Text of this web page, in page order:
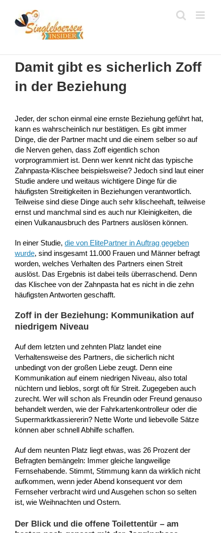
springen
Damit gibt es sicherlich Zoff
in der Beziehung
Jeder, der schon einmal eine ernste Beziehung geführt hat,
kann es wahrscheinlich nur bestätigen. Es gibt immer
Dinge, die der Partner macht und die einem selber so auf
die Nerven gehen, dass Zoff eigentlich schon
vorprogrammiert ist. Denn wer kennt nicht das typische
Zahnpasta-Klischee beispielsweise? Jedoch sind laut einer
Studie andere und weitaus wichtigere Dinge für die
häufigsten Streitigkeiten in Beziehungen verantwortlich.
Teilweise sind diese Dinge auch sehr klischeehaft, teilweise
ernst und manchmal sind es auch nur Kleinigkeiten, die
einen Vulkanausbruch des Partners auslösen können.
In einer Studie, die von ElitePartner in Auftrag gegeben
wurde, sind insgesamt 11.000 Frauen und Männer befragt
worden, welches Verhalten des Partners einen Streit
auslöst. Das Ergebnis ist dabei teils überraschend. Denn
das Klischee von der Zahnpasta hat es nicht in die zehn
häufigsten Antworten geschafft.
Zoff in der Beziehung: Kommunikation auf
niedrigem Niveau
Auf dem letzten und zehnten Platz landet eine
Verhaltensweise des Partners, die sicherlich nicht
unbedingt von der großen Liebe zeugt. Denn eine
Kommunikation auf einem niedrigen Niveau, also total
nüchtern und lieblos, sorgt oft für Streit. Zugegeben auch
zurecht. Wer will schon als Freundin oder Freund genauso
behandelt werden, wie der Fahrkartenkontrolleur oder die
Supermarktkassiererin? Nette Worte und liebevolle Sätze
können aber schnell Abhilfe schaffen.
Auf dem neunten Platz liegt etwas, was 26 Prozent der
Befragten bemängeln: Immer gleiche langweilige
Fernsehabende. Stimmt, Stimmung kann da wirklich nicht
aufkommen, wenn jeder Abend konsequent vor dem
Fernseher verbracht wird und Ausgehen schon so selten
ist, wie Weihnachten und Ostern.
Der Blick und die offene Toilettentür – am